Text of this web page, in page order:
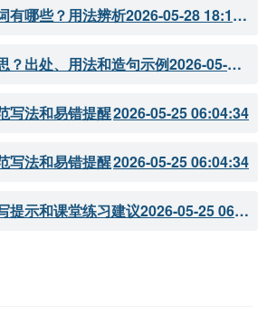
有哪些？用法辨析 2026-05-28 18:18:07
？出处、用法和造句示例 2026-05-28 18:18:05
写法和易错提醒2026-05-25 06:04:34
写法和易错提醒2026-05-25 06:04:34
提示和课堂练习建议 2026-05-25 06:04:33